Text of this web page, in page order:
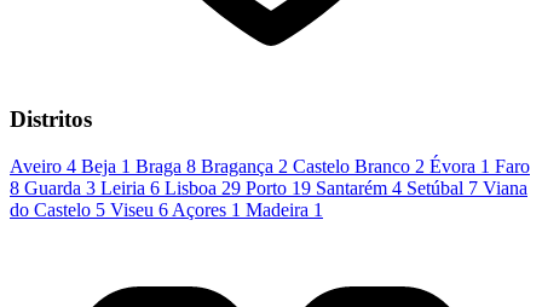
Distritos
Aveiro 4 Beja 1 Braga 8 Bragança 2 Castelo Branco 2 Évora 1 Faro
8 Guarda 3 Leiria 6 Lisboa 29 Porto 19 Santarém 4 Setúbal 7 Viana
do Castelo 5 Viseu 6 Açores 1 Madeira 1